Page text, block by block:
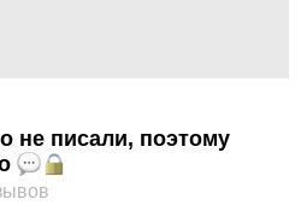
не писали, поэтому